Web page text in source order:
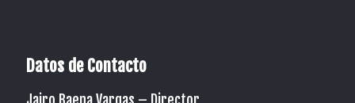
Datos de Contacto